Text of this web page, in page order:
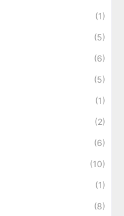
(1)
(5)
(6)
(5)
(1)
(2)
(6)
(10)
(1)
(8)